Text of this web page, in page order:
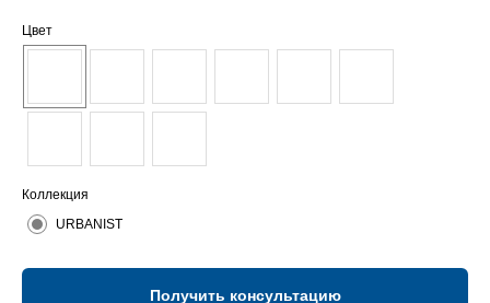
Цвет
Коллекция
URBANIST
Получить консультацию